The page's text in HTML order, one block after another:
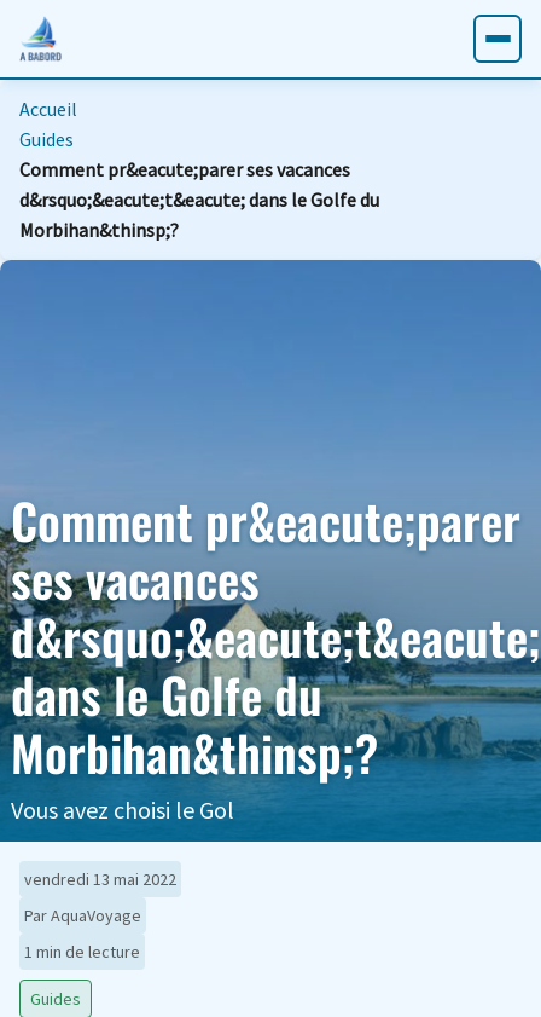
Accueil
Guides
Comment pr&eacute;parer ses vacances
d&rsquo;&eacute;t&eacute; dans le Golfe du
Morbihan&thinsp;?
Comment pr&eacute;parer
ses vacances
d&rsquo;&eacute;t&eacute;
dans le Golfe du
Morbihan&thinsp;?
Vous avez choisi le Gol
vendredi 13 mai 2022
Par AquaVoyage
1 min de lecture
Guides